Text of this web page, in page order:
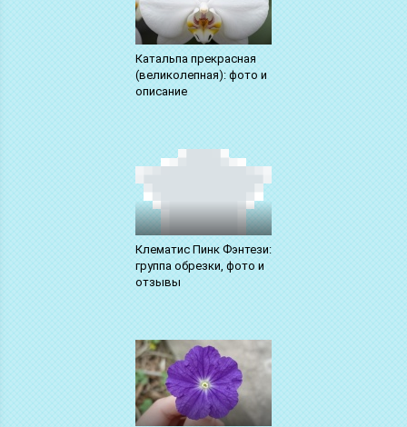
Катальпа прекрасная
(великолепная): фото и
описание
Клематис Пинк Фэнтези:
группа обрезки, фото и
отзывы